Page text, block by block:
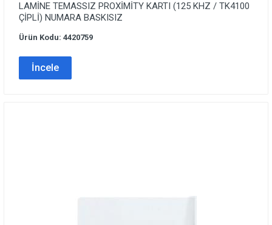
LAMİNE TEMASSIZ PROXİMİTY KARTI (125 KHZ / TK4100
ÇİPLİ) NUMARA BASKISIZ
Ürün Kodu: 4420759
İncele